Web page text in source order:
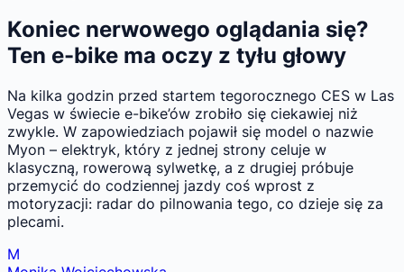
Koniec nerwowego oglądania się?
Ten e-bike ma oczy z tyłu głowy
Na kilka godzin przed startem tegorocznego CES w Las
Vegas w świecie e-bike’ów zrobiło się ciekawiej niż
zwykle. W zapowiedziach pojawił się model o nazwie
Myon – elektryk, który z jednej strony celuje w
klasyczną, rowerową sylwetkę, a z drugiej próbuje
przemycić do codziennej jazdy coś wprost z
motoryzacji: radar do pilnowania tego, co dzieje się za
plecami.
M